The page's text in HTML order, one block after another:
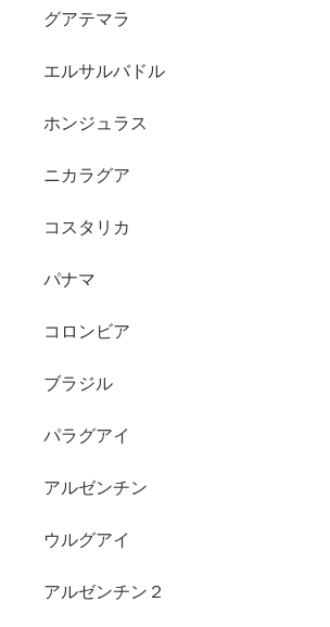
グアテマラ
エルサルバドル
ホンジュラス
ニカラグア
コスタリカ
パナマ
コロンビア
ブラジル
パラグアイ
アルゼンチン
ウルグアイ
アルゼンチン２